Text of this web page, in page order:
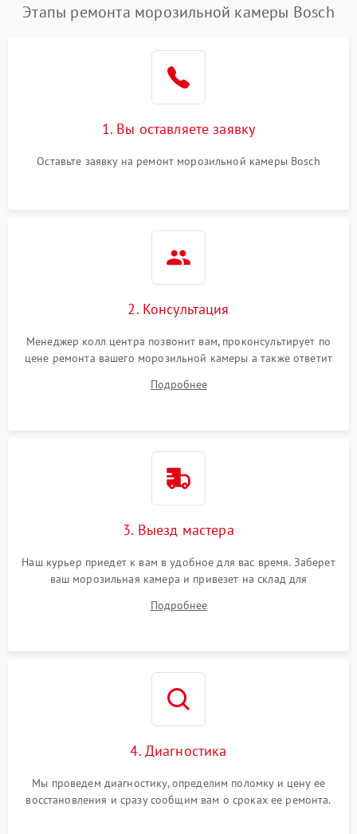
Этапы ремонта морозильной камеры Bosch
1. Вы оставляете заявку
Оставьте заявку на ремонт морозильной камеры Bosch
2. Консультация
Менеджер колл центра позвонит вам, проконсультирует по
цене ремонта вашего морозильной камеры а также ответит
Подробнее
3. Выезд мастера
Наш курьер приедет к вам в удобное для вас время. Заберет
ваш морозильная камера и привезет на склад для
Подробнее
4. Диагностика
Мы проведем диагностику, определим поломку и цену ее
восстановления и сразу сообщим вам о сроках ее ремонта.